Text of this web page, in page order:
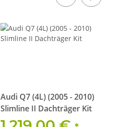
Audi Q7 (4L) (2005 - 2010)
Slimline II Dachträger Kit